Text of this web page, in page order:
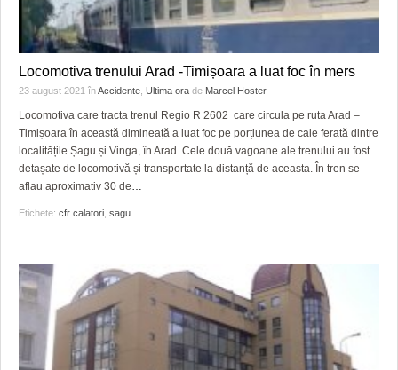
Locomotiva trenului Arad -Timișoara a luat foc în mers
23 august 2021 înAccidente Ultima ora de Marcel Hoster
Locomotiva care tracta trenul Regio R 2602 care circula pe ruta Arad –
Timișoara în această dimineață a luat foc pe porțiunea de cale ferată dintre
localitățile Șagu și Vinga, în Arad. Cele două vagoane ale trenului au fost
detașate de locomotivă și transportate la distanță de aceasta. În tren se
aflau aproximativ 30 de…
Etichete: cfr calatori sagu